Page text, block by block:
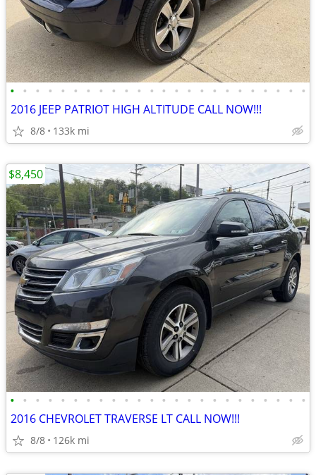
• • • • • • • • • • • • • • • • • • • • • • • •
2016 JEEP PATRIOT HIGH ALTITUDE CALL NOW!!!
8/8 133k mi
• • • • • • • • • • • • • • • • • • • • • • • •
2016 CHEVROLET TRAVERSE LT CALL NOW!!!
8/8 126k mi
$8,450